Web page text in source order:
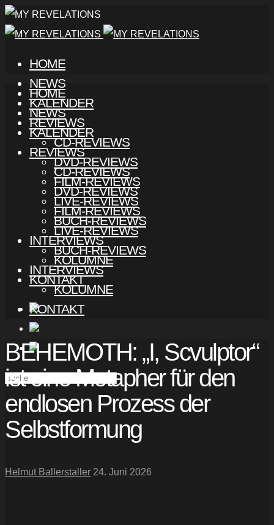
HOME
NEWS
KALENDER
REVIEWS
CD-REVIEWS
DVD-REVIEWS
FILM-REVIEWS
LIVE-REVIEWS
BUCH-REVIEWS
INTERVIEWS
KOLUMNE
KONTAKT
HOME
NEWS
KALENDER
REVIEWS
CD-REVIEWS
DVD-REVIEWS
FILM-REVIEWS
LIVE-REVIEWS
BUCH-REVIEWS
INTERVIEWS
KOLUMNE
KONTAKT
BEHEMOTH: „I, Scvulptor“
ist eine Metapher für den
endlosen Prozess der
Selbstformung
Helmut Ballerstaller 24. Juni 2026